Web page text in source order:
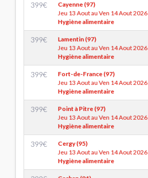
399€
Cayenne (97)
Jeu 13 Aout au Ven 14 Aout 2026
Hygiène alimentaire
399€
Lamentin (97)
Jeu 13 Aout au Ven 14 Aout 2026
Hygiène alimentaire
399€
Fort-de-France (97)
Jeu 13 Aout au Ven 14 Aout 2026
Hygiène alimentaire
399€
Point à Pitre (97)
Jeu 13 Aout au Ven 14 Aout 2026
Hygiène alimentaire
399€
Cergy (95)
Jeu 13 Aout au Ven 14 Aout 2026
Hygiène alimentaire